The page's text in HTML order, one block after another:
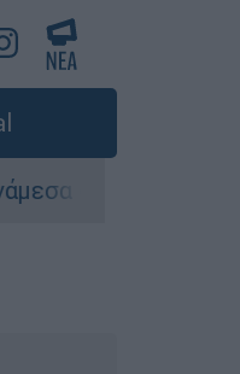
ελληνικά και